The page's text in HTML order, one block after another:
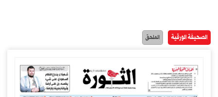
الصحيفة الورقية الملحق